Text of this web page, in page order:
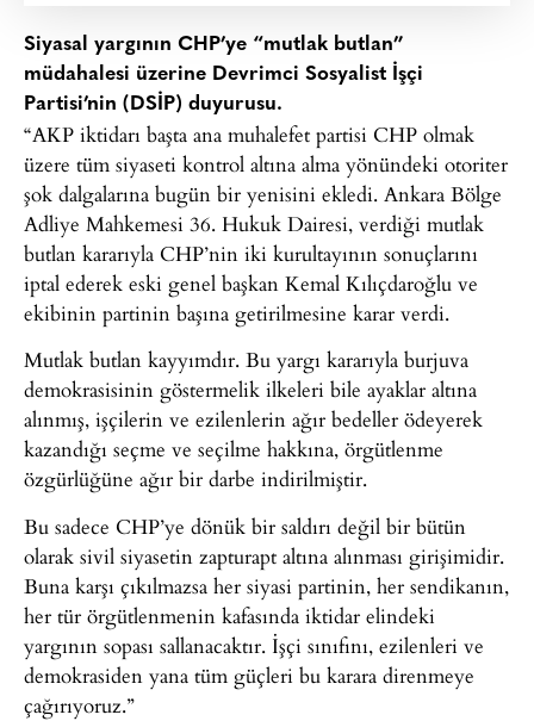
Siyasal yargının CHP’ye “mutlak butlan”
müdahalesi üzerine Devrimci Sosyalist İşçi
Partisi’nin (DSİP) duyurusu.
“AKP iktidarı başta ana muhalefet partisi CHP olmak
üzere tüm siyaseti kontrol altına alma yönündeki otoriter
şok dalgalarına bugün bir yenisini ekledi. Ankara Bölge
Adliye Mahkemesi 36. Hukuk Dairesi, verdiği mutlak
butlan kararıyla CHP’nin iki kurultayının sonuçlarını
iptal ederek eski genel başkan Kemal Kılıçdaroğlu ve
ekibinin partinin başına getirilmesine karar verdi.
Mutlak butlan kayyımdır. Bu yargı kararıyla burjuva
demokrasisinin göstermelik ilkeleri bile ayaklar altına
alınmış, işçilerin ve ezilenlerin ağır bedeller ödeyerek
kazandığı seçme ve seçilme hakkına, örgütlenme
özgürlüğüne ağır bir darbe indirilmiştir.
Bu sadece CHP’ye dönük bir saldırı değil bir bütün
olarak sivil siyasetin zapturapt altına alınması girişimidir.
Buna karşı çıkılmazsa her siyasi partinin, her sendikanın,
her tür örgütlenmenin kafasında iktidar elindeki
yargının sopası sallanacaktır. İşçi sınıfını, ezilenleri ve
demokrasiden yana tüm güçleri bu karara direnmeye
çağırıyoruz.”